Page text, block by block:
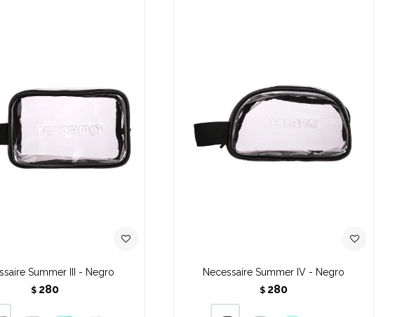
Summer III - Negro
$ 280
Necessaire Summer IV - Negro
$ 280